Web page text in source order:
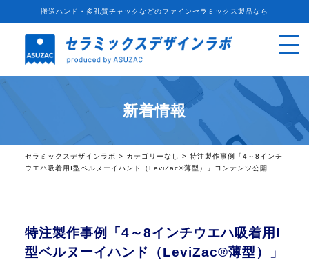
搬送ハンド・多孔質チャックなどのファインセラミックス製品なら
新着情報
セラミックスデザインラボ > カテゴリーなし > 特注製作事例「4～8インチ
ウエハ吸着用I型ベルヌーイハンド（LeviZac®薄型）」コンテンツ公開
特注製作事例「4～8インチウエハ吸着用I
型ベルヌーイハンド（LeviZac®薄型）」